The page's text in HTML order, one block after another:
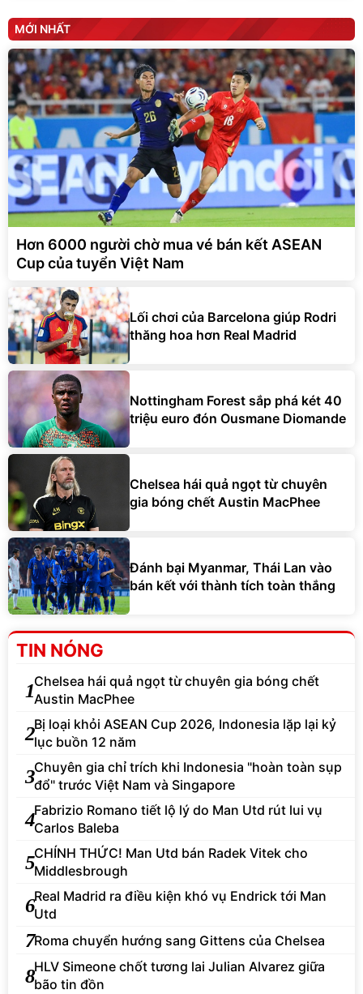
MỚI NHẤT
Hơn 6000 người chờ mua vé bán kết ASEAN
Cup của tuyển Việt Nam
Lối chơi của Barcelona giúp Rodri
thăng hoa hơn Real Madrid
Nottingham Forest sắp phá két 40
triệu euro đón Ousmane Diomande
Chelsea hái quả ngọt từ chuyên
gia bóng chết Austin MacPhee
Đánh bại Myanmar, Thái Lan vào
bán kết với thành tích toàn thắng
TIN NÓNG
1Chelsea hái quả ngọt từ chuyên gia bóng chết
Austin MacPhee
2Bị loại khỏi ASEAN Cup 2026, Indonesia lặp lại kỷ
lục buồn 12 năm
3Chuyên gia chỉ trích khi Indonesia "hoàn toàn sụp
đổ" trước Việt Nam và Singapore
4Fabrizio Romano tiết lộ lý do Man Utd rút lui vụ
Carlos Baleba
5CHÍNH THỨC! Man Utd bán Radek Vitek cho
Middlesbrough
6Real Madrid ra điều kiện khó vụ Endrick tới Man
Utd
7Roma chuyển hướng sang Gittens của Chelsea
8HLV Simeone chốt tương lai Julian Alvarez giữa
bão tin đồn